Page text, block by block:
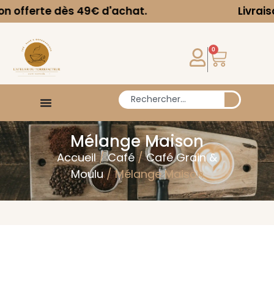
dès 49€ d'achat. Livraison
0
Mélange Maison
Accueil/Café/Café Grain &
Moulu/ Mélange Maison